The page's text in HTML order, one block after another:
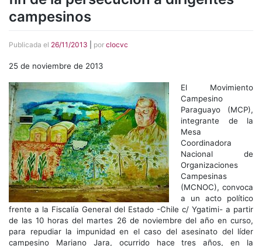
campesinos
Publicada el 26/11/2013 por clocvc
25 de noviembre de 2013
El Movimiento
Campesino
Paraguayo (MCP),
integrante de la
Mesa
Coordinadora
Nacional de
Organizaciones
Campesinas
(MCNOC), convoca
a un acto político
frente a la Fiscalía General del Estado -Chile c/ Ygatimi- a partir
de las 10 horas del martes 26 de noviembre del año en curso,
para repudiar la impunidad en el caso del asesinato del líder
campesino Mariano Jara, ocurrido hace tres años, en la